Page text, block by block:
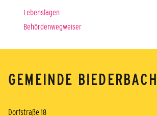
Lebenslagen
Behördenwegweiser
GEMEINDE BIEDERBACH
Dorfstraße 18